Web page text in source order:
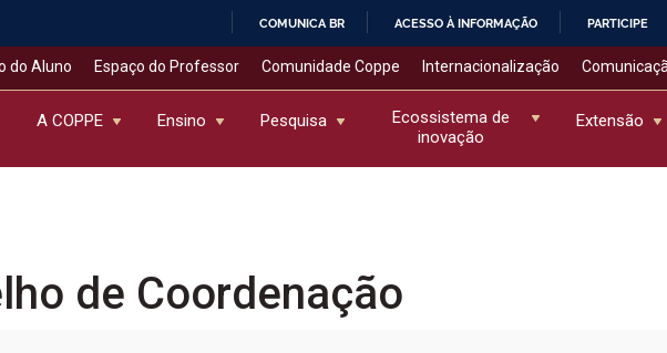
COMUNICA BR ACESSO À INFORMAÇÃO PARTICIPE
do Aluno Espaço do Professor Comunidade Coppe Internacionalização
A COPPE Ensino Pesquisa
Ecossistema de
inovação
Extensão
de Coordenação